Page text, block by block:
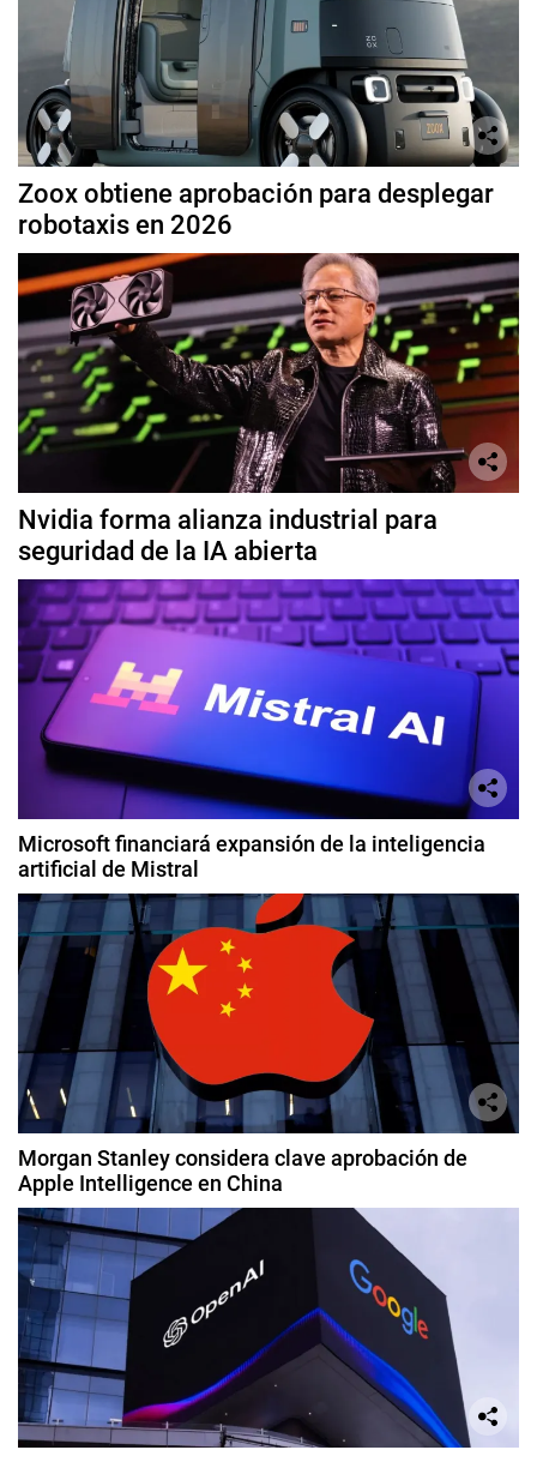
Zoox obtiene aprobación para desplegar
robotaxis en 2026
Nvidia forma alianza industrial para
seguridad de la IA abierta
Microsoft financiará expansión de la inteligencia
artificial de Mistral
Morgan Stanley considera clave aprobación de
Apple Intelligence en China